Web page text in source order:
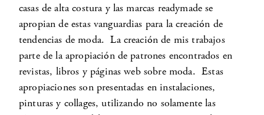
casas de alta costura y las marcas readymade se
apropian de estas vanguardias para la creación de
tendencias de moda. La creación de mis trabajos
parte de la apropiación de patrones encontrados en
revistas, libros y páginas web sobre moda. Estas
apropiaciones son presentadas en instalaciones,
pinturas y collages, utilizando no solamente las